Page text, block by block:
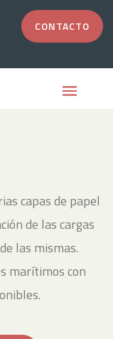
CONTACTO
CONTACTO
capas de papel
de las cargas
las mismas.
marítimos con